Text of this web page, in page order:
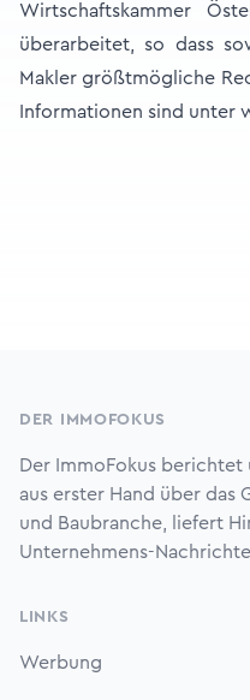
Wirtschaftskammer
überarbeitet, so dass
Makler größtmögliche
Informationen sind unter
DER IMMOFOKUS
Der ImmoFokus
aus erster Hand über das
und Baubranche, liefert
Unternehmens-
LINKS
Werbung